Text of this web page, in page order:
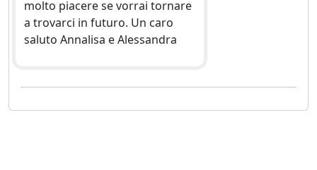
molto piacere se vorrai tornare
a trovarci in futuro. Un caro
saluto Annalisa e Alessandra